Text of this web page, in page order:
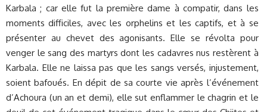
Karbala ; car elle fut la première dame à compatir, dans les
moments difficiles, avec les orphelins et les captifs, et à se
présenter au chevet des agonisants. Elle se révolta pour
venger le sang des martyrs dont les cadavres nus restèrent à
Karbala. Elle ne laissa pas que les sangs versés, injustement,
soient bafoués. En dépit de sa courte vie après l’événement
d’Achoura (un an et demi), elle sut enflammer le chagrin et le